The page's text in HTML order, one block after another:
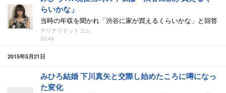
らいかな」
当時の年収を聞かれ「渋谷に家が買えるくらいかな」と回答
ナリナリドットコム
20:49
2015年5月21日
みひろ結婚 下川真矢と交際し始めたころに噂になっ
た変化